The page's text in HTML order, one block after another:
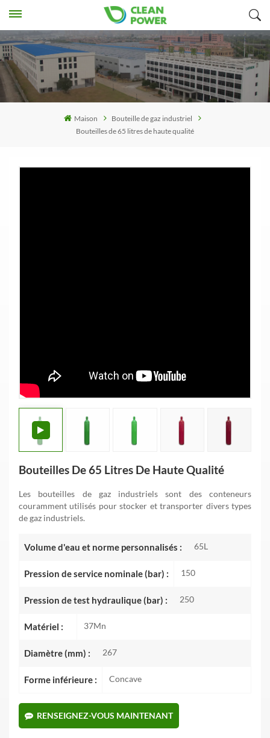
Maison
Bouteille de gaz industriel
Bouteilles de 65 litres de haute qualité
Bouteilles De 65 Litres De Haute Qualité
Les bouteilles de gaz industriels sont des conteneurs
couramment utilisés pour stocker et transporter divers types
de gaz industriels.
Volume d'eau et norme personnalisés : 65L
Pression de service nominale (bar) : 150
Pression de test hydraulique (bar) : 250
Matériel : 37Mn
Diamètre (mm) : 267
Forme inférieure : Concave
RENSEIGNEZ-VOUS MAINTENANT